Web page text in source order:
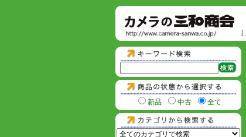
[
新品 中古 全て